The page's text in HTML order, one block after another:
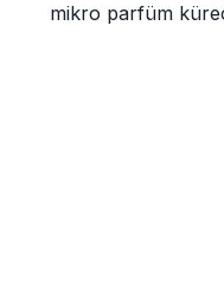
mikro parfüm